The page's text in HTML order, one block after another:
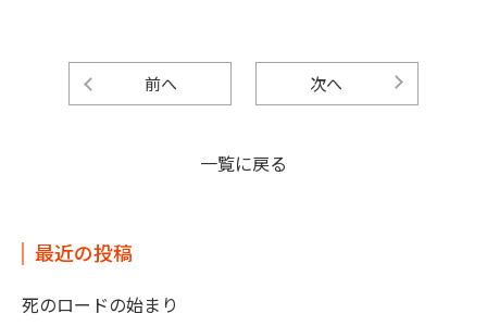
前へ 次へ
一覧に戻る
最近の投稿
死のロードの始まり